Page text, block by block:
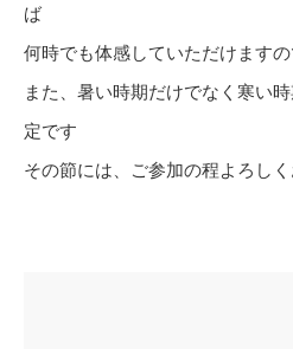
ば
何時でも体感していただけますの
また、暑い時期だけでなく寒い
定です
その節には、ご参加の程よろしく